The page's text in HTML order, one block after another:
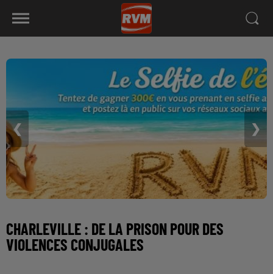
❮ ❯
CHARLEVILLE : DE LA PRISON POUR DES
VIOLENCES CONJUGALES